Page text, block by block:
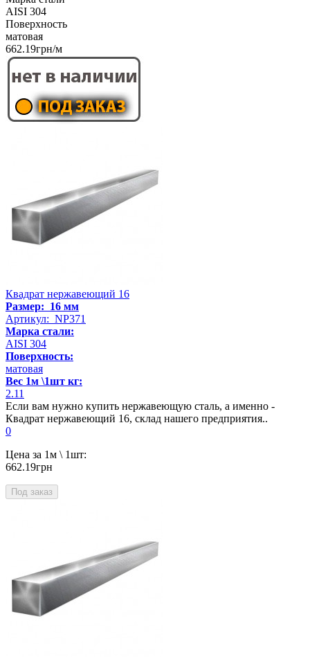
AISI 304
Поверхность
матовая
662.19грн/м
Квадрат нержавеющий 16
Размер: 16 мм
Артикул: NP371
Марка стали:
AISI 304
Поверхность:
матовая
Вес 1м \1шт кг:
2.11
Если вам нужно купить нержавеющую сталь, а именно -
Квадрат нержавеющий 16, склад нашего предприятия..
0
Цена за 1м \ 1шт:
662.19грн
Под заказ